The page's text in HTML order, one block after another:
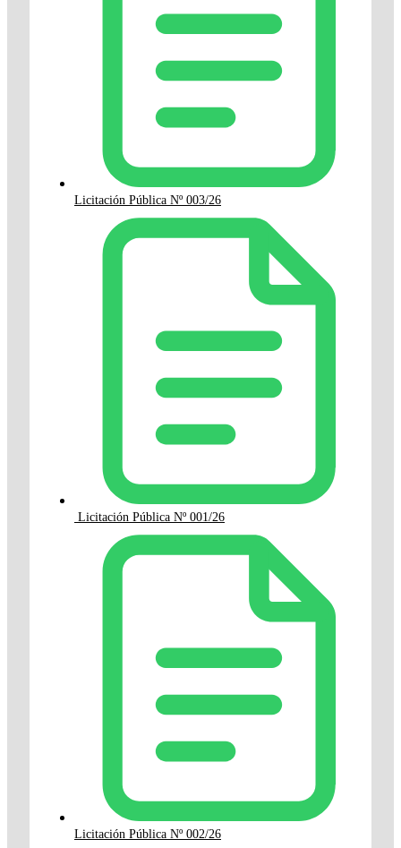
Licitación Pública Nº 003/26
Licitación Pública Nº 001/26
Licitación Pública Nº 002/26